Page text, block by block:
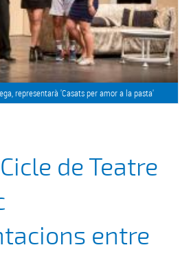
representarà 'Casats per amor a la pasta'
de Teatre
entre